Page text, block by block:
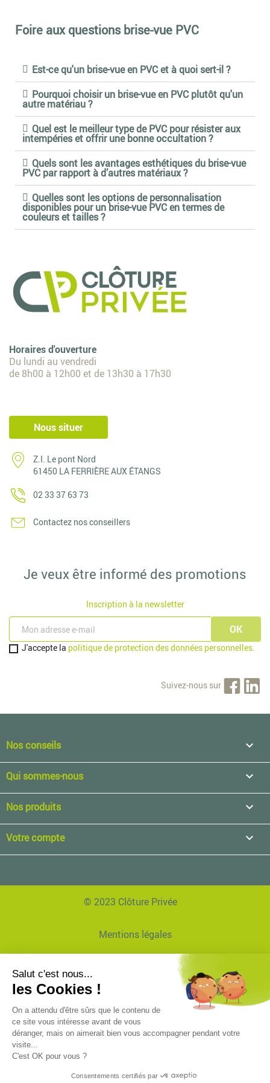
L’installation des occultants en PVC est préconisée dans un délai
de 20 jours minimum après la pose de la clôture rigide.
composite, le bois, l'imitation haie et enfin lebrise-vue aluminium
Pour en savoir plus, nous vous invitons à consulter les fiches de
description de nos produits ou à contacter nos conseillers.
Foire aux questions brise-vue PVC
Est-ce qu'un brise-vue en PVC et à quoi sert-il ?
Pourquoi choisir un brise-vue en PVC plutôt qu'un
autre matériau ?
Quel est le meilleur type de PVC pour résister aux
intempéries et offrir une bonne occultation ?
Quels sont les avantages esthétiques du brise-vue
PVC par rapport à d’autres matériaux ?
Quelles sont les options de personnalisation
disponibles pour un brise-vue PVC en termes de
couleurs et tailles ?
Horaires d'ouverture
Du lundi au vendredi
de 8h00 à 12h00 et de 13h30 à 17h30
Nous situer
Z.I. Le pont Nord
61450 LA FERRIÈRE AUX ÉTANGS
02 33 37 63 73
Contactez nos conseillers
Je veux être informé des promotions
Inscription à la newsletter
J'accepte la politique de protection des données personnelles.
Suivez-nous sur
Nos conseils 
Qui sommes-nous 
Nos produits 
Votre compte 
© 2023 Clôture Privée
Mentions légales
Données personnelles
Réalisation Agence EVVI
Plan de site